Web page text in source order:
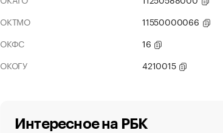
ОКТМО
11550000066
ОКФС
16
ОКОГУ
4210015
Интересное на РБК